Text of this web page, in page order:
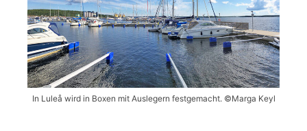
In Luleå wird in Boxen mit Auslegern festgemacht. ©Marga Keyl